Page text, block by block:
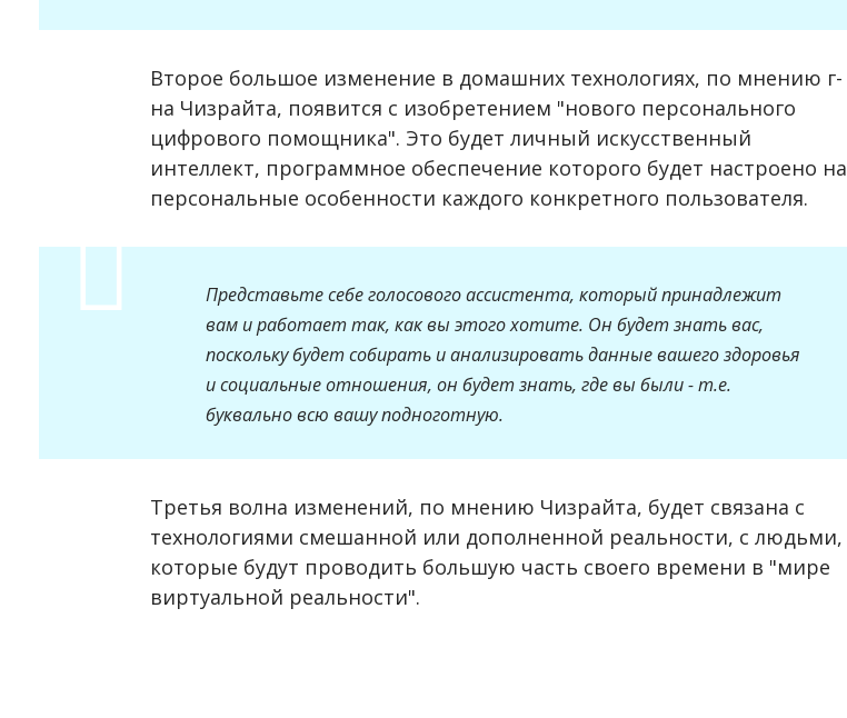
Второе большое изменение в домашних технологиях, по мнению г-
на Чизрайта, появится с изобретением "нового персонального
цифрового помощника". Это будет личный искусственный
интеллект, программное обеспечение которого будет настроено на
персональные особенности каждого конкретного пользователя.
Представьте себе голосового ассистента, который принадлежит
вам и работает так, как вы этого хотите. Он будет знать вас,
поскольку будет собирать и анализировать данные вашего здоровья
и социальные отношения, он будет знать, где вы были - т.е.
буквально всю вашу подноготную.
Третья волна изменений, по мнению Чизрайта, будет связана с
технологиями смешанной или дополненной реальности, с людьми,
которые будут проводить большую часть своего времени в "мире
виртуальной реальности".